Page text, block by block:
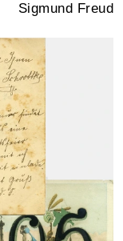
Sigmund Freud